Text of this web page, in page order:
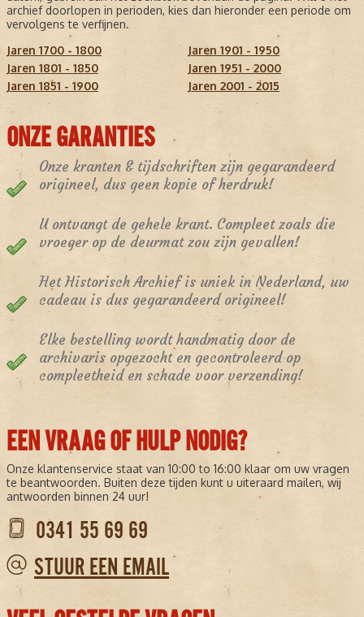
archief doorlopen in perioden, kies dan hieronder een periode om
vervolgens te verfijnen.
Jaren 1700 - 1800
Jaren 1801 - 1850
Jaren 1851 - 1900
Jaren 1901 - 1950
Jaren 1951 - 2000
Jaren 2001 - 2015
ONZE GARANTIES
Onze kranten & tijdschriften zijn gegarandeerd
origineel, dus geen kopie of herdruk!
U ontvangt de gehele krant. Compleet zoals die
vroeger op de deurmat zou zijn gevallen!
Het Historisch Archief is uniek in Nederland, uw
cadeau is dus gegarandeerd origineel!
Elke bestelling wordt handmatig door de
archivaris opgezocht en gecontroleerd op
compleetheid en schade voor verzending!
EEN VRAAG OF HULP NODIG?
Onze klantenservice staat van 10:00 to 16:00 klaar om uw vragen
te beantwoorden. Buiten deze tijden kunt u uiteraard mailen, wij
antwoorden binnen 24 uur!
0341 55 69 69
STUUR EEN EMAIL